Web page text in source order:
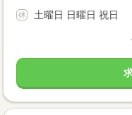
土曜日 日曜日 祝日